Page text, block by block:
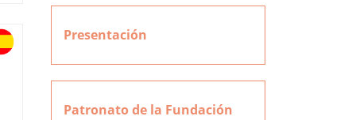
Presentación
Patronato de la Fundación